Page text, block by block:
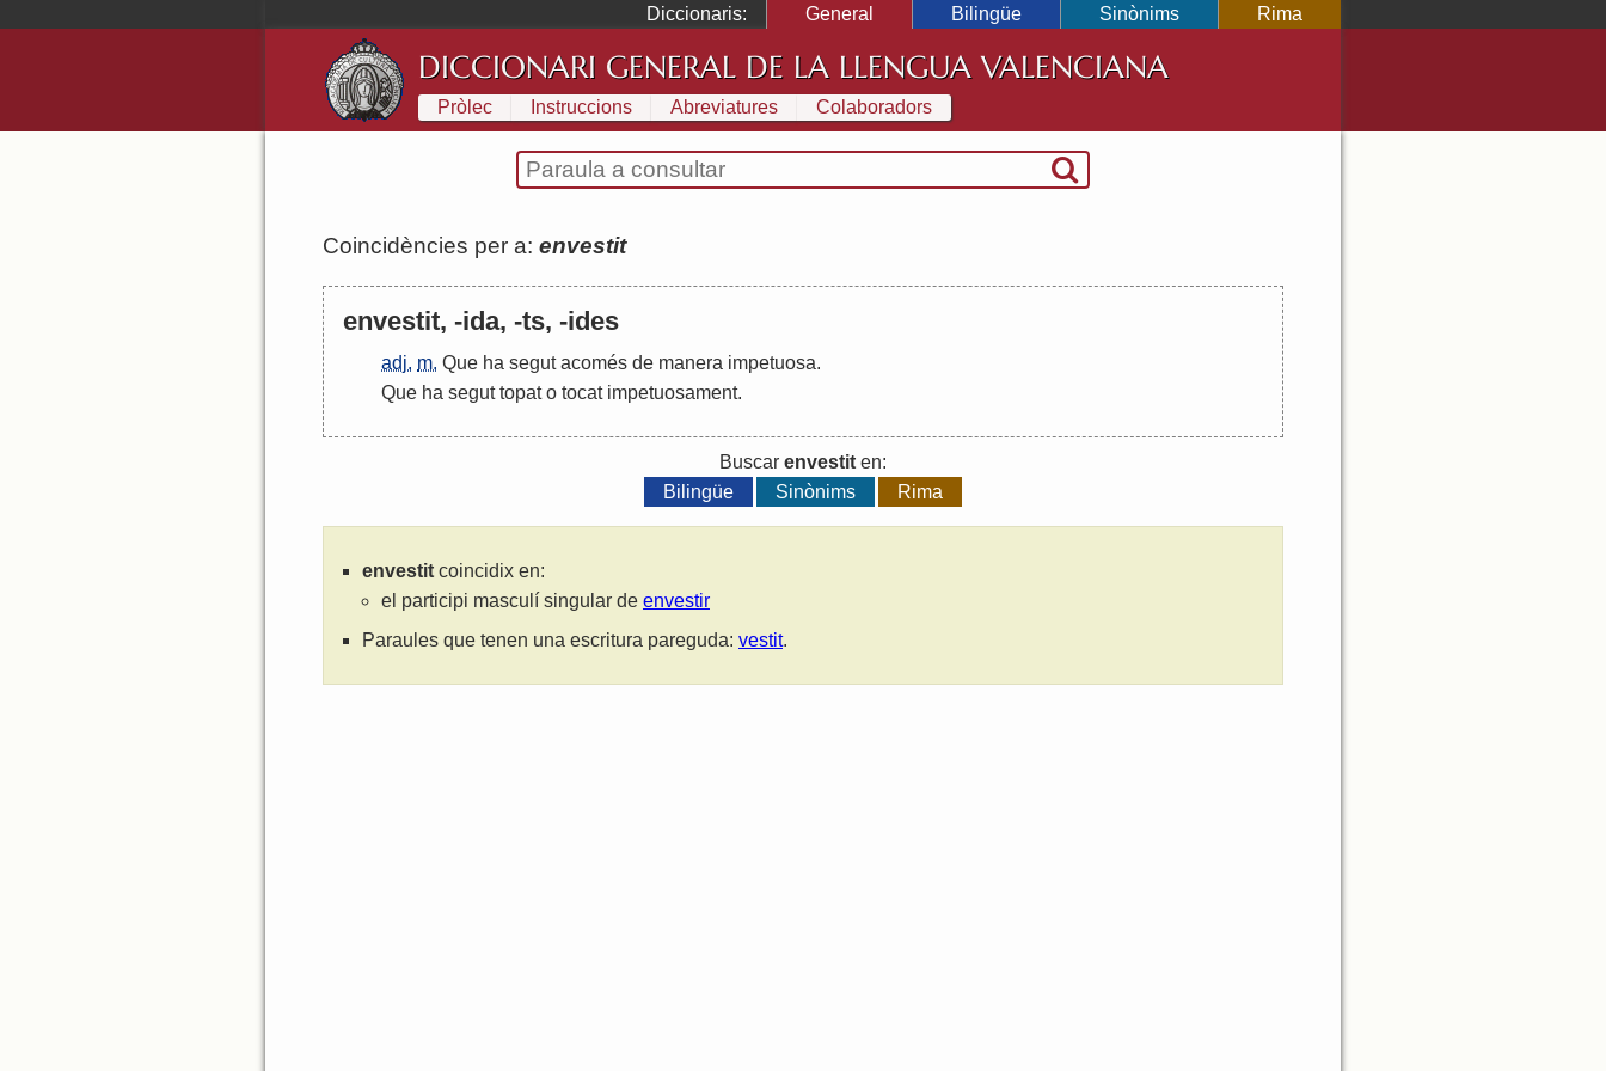
Diccionaris: General Bilingüe Sinònims Rima
DICCIONARI GENERAL DE LA LLENGUA VALENCIANA
Pròlec Instruccions Abreviatures Colaboradors
Coincidències per a: envestit
envestit, -ida, -ts, -ides
adj. m. Que ha segut acomés de manera impetuosa.
Que ha segut topat o tocat impetuosament.
Buscar envestit en:
Bilingüe
Sinònims Rima
envestit coincidix en:
el participi masculí singular de envestir
Paraules que tenen una escritura pareguda: vestit.